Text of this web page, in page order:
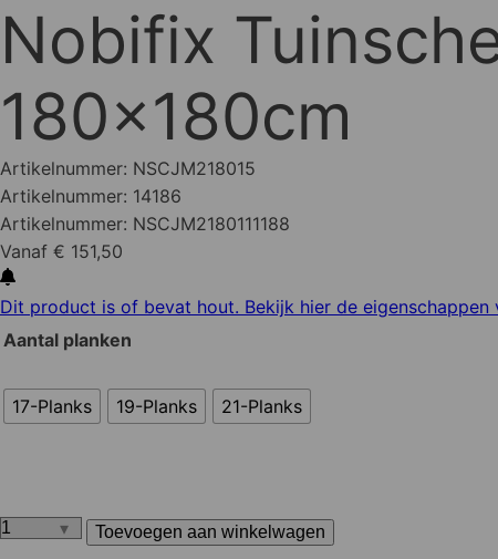
Nobifix
180x180cm
Artikelnummer: NSCJM218015
Artikelnummer: 14186
Artikelnummer: NSCJM2180111188
Vanaf € 151,50
Dit product is of bevat hout. Bekijk hier de eigenschappen
Aantal planken
17-Planks 19-Planks 21-Planks
Nobifix
Toevoegen aan winkelwagen